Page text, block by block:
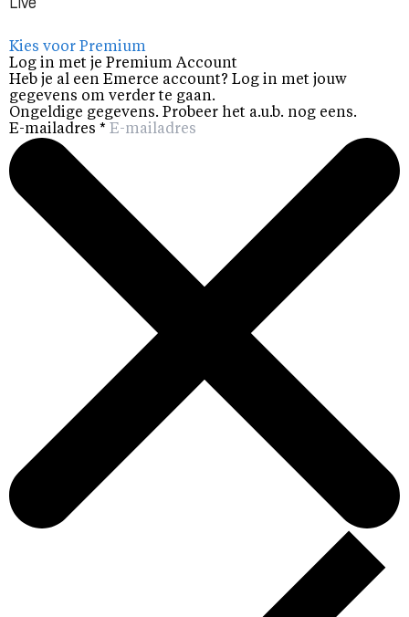
Live
Kies voor Premium
Log in met je Premium Account
Heb je al een Emerce account? Log in met jouw
gegevens om verder te gaan.
Ongeldige gegevens. Probeer het a.u.b. nog eens.
E-mailadres *